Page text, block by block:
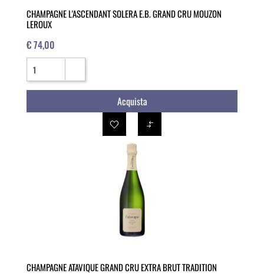
CHAMPAGNE L'ASCENDANT SOLERA E.B. GRAND CRU MOUZON
LEROUX
€ 74,00
Quantità
Acquista
CHAMPAGNE ATAVIQUE GRAND CRU EXTRA BRUT TRADITION